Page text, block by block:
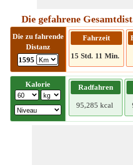
Die gefahrene
Die zu fahrende
Distanz
1595
Fahrzeit
15 Std. 11 Min.
Kalorie Radfahren
95,285 kcal